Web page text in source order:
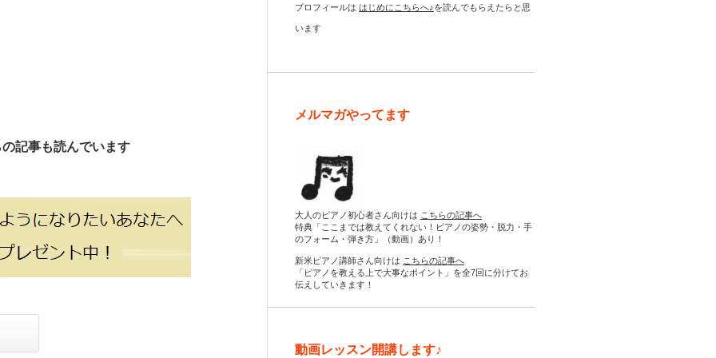
記事も読んでいます
プロフィールは はじめにこちらへ♪を読んでもらえたらと思
います
メルマガやってます
大人のピアノ初心者さん向けは こちらの記事へ
特典「ここまでは教えてくれない！ピアノの姿勢・脱力・手
のフォーム・弾き方」（動画）あり！
新米ピアノ講師さん向けは こちらの記事へ
「ピアノを教える上で大事なポイント」を全7回に分けてお
伝えしていきます！
動画レッスン開講します♪